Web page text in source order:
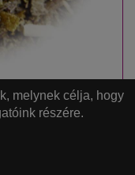
melynek célja, hogy
részére.